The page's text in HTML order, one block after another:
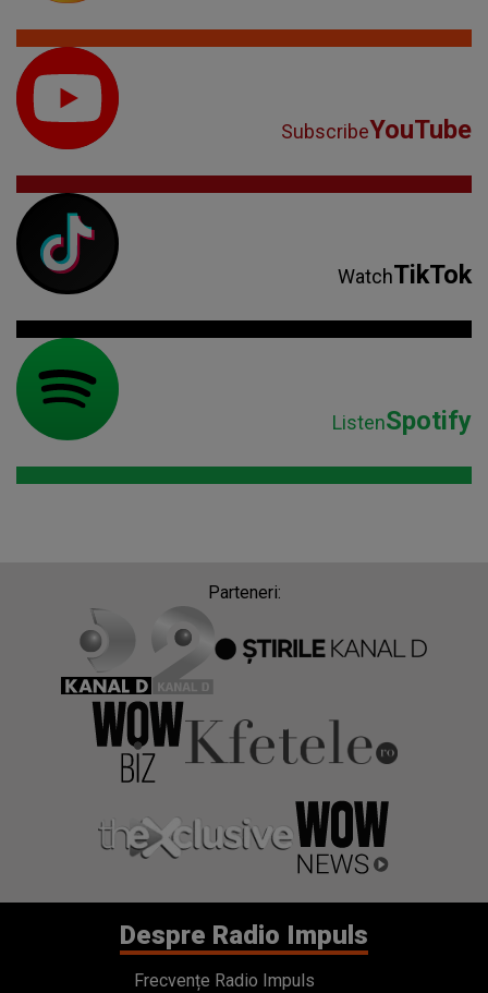
SubscribeYouTube
WatchTikTok
ListenSpotify
Parteneri:
Despre Radio Impuls
Frecvențe Radio Impuls